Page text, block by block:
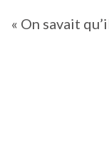
« On savait